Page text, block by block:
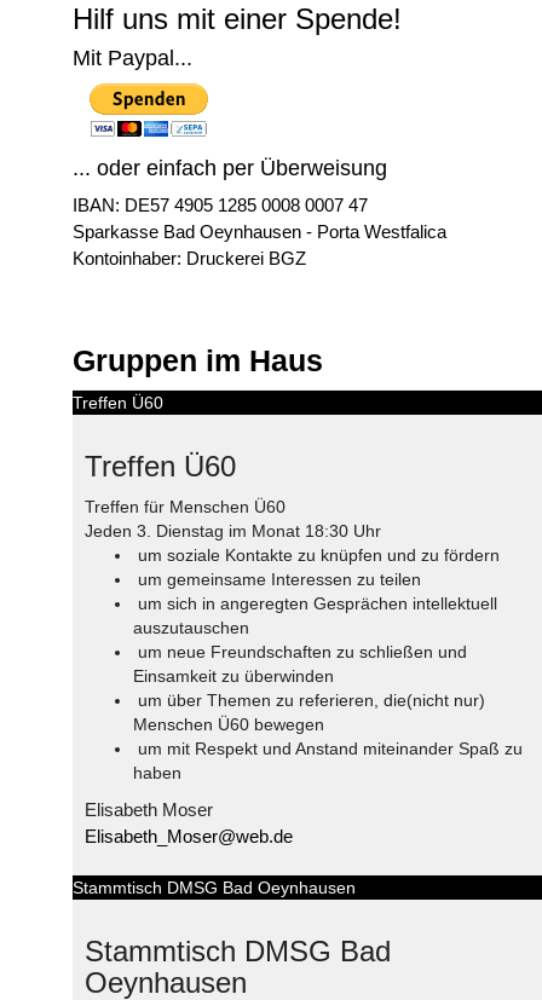
Hilf uns mit einer Spende!
Mit Paypal...
... oder einfach per Überweisung
IBAN: DE57 4905 1285 0008 0007 47
Sparkasse Bad Oeynhausen - Porta Westfalica
Kontoinhaber: Druckerei BGZ
Gruppen im Haus
Treffen Ü60
Treffen Ü60
Treffen für Menschen Ü60
Jeden 3. Dienstag im Monat 18:30 Uhr
um soziale Kontakte zu knüpfen und zu fördern
um gemeinsame Interessen zu teilen
um sich in angeregten Gesprächen intellektuell
auszutauschen
um neue Freundschaften zu schließen und
Einsamkeit zu überwinden
um über Themen zu referieren, die(nicht nur)
Menschen Ü60 bewegen
um mit Respekt und Anstand miteinander Spaß zu
haben
Elisabeth Moser
Elisabeth_Moser@web.de
Stammtisch DMSG Bad Oeynhausen
Stammtisch DMSG Bad
Oeynhausen